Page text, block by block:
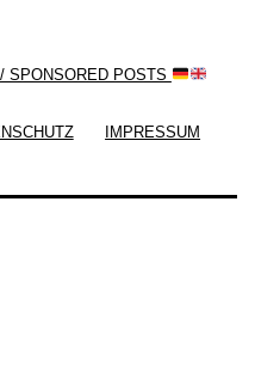
SPONSORED POSTS
IMPRESSUM